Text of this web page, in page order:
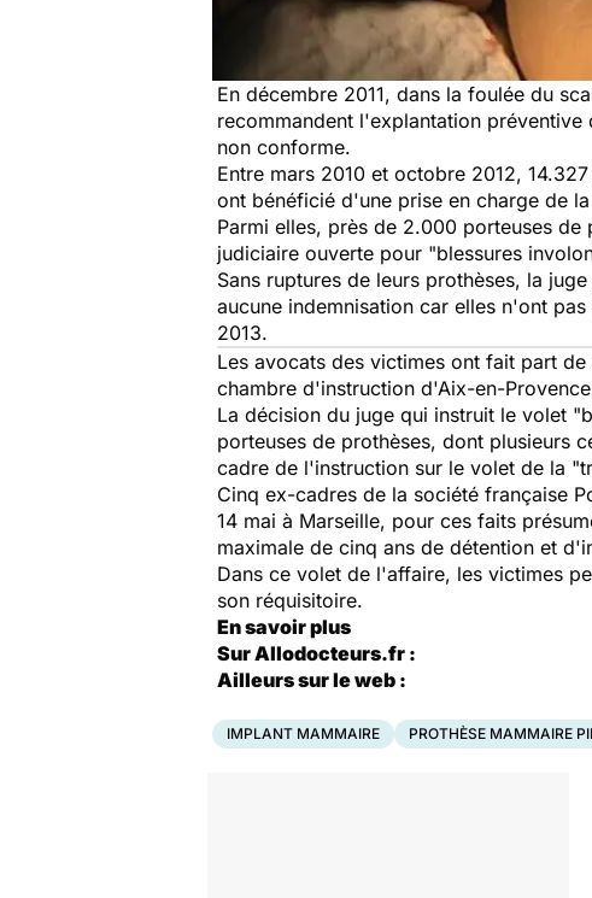
En décembre 2011, dans la foulée du
recommandent l'explantation
non conforme.
Entre mars 2010 et octobre 2012,
ont bénéficié d'une prise en charge de
Parmi elles, près de 2.000 porteuses
judiciaire ouverte pour "blessures
Sans ruptures de leurs prothèses, la
aucune indemnisation car elles n'ont
2013.
Les avocats des victimes ont fait part
chambre d'instruction d'Aix-en-
La décision du juge qui instruit le volet
porteuses de prothèses, dont plusieurs
cadre de l'instruction sur le volet de la
Cinq ex-cadres de la société française
14 mai à Marseille, pour ces faits
maximale de cinq ans de détention et
Dans ce volet de l'affaire, les victimes
son réquisitoire.
En savoir plus
Sur Allodocteurs.fr :
Ailleurs sur le web :
IMPLANT MAMMAIRE PROTHÈSE MAMMAIRE